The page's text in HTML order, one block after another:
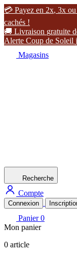
 Payez en 2x, 3x ou
cachés !
 Livraison gratuite d
Alerte Coup de Soleil j
Magasins
Recherche
Compte
Connexion
Panier 0
Mon panier
0 article